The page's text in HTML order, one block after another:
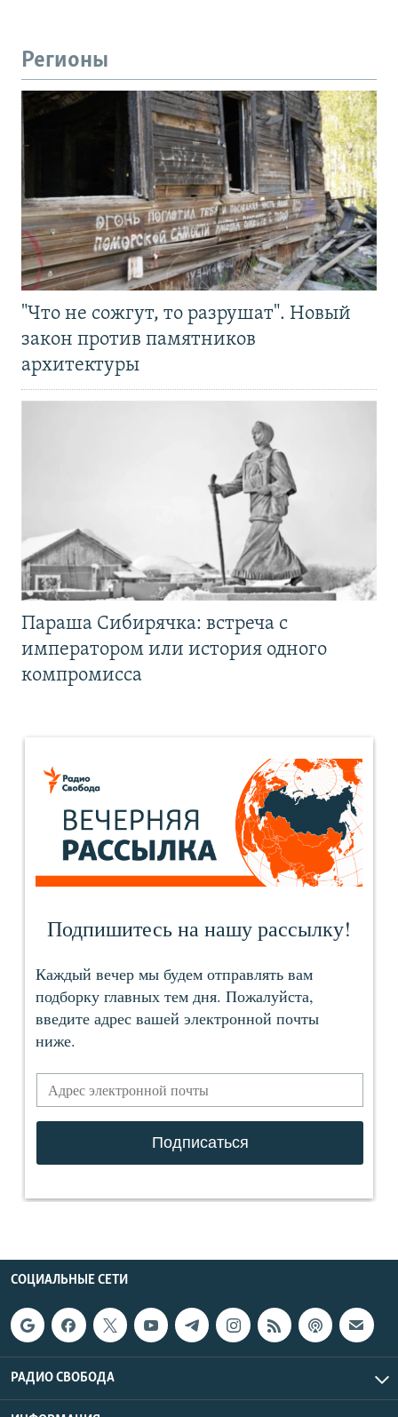
Регионы
"Что не сожгут, то разрушат". Новый
закон против памятников
архитектуры
Параша Сибирячка: встреча с
императором или история одного
компромисса
СОЦИАЛЬНЫЕ СЕТИ
РАДИО СВОБОДА